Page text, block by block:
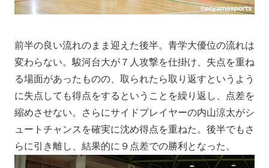
前半の良い流れのまま迎えた後半。青学大優位の流れは
変わらない。駿河台大が７人攻撃を仕掛け、失点を重ね
る場面があったものの、取られたら取り返すというよう
に失点しても得点をするということを繰り返し、点差を
縮めさせない。さらにサイドプレイヤーの内山涼太がシ
ュートチャンスを確実に沈め得点を重ねた。後半でもさ
らに引き離し、結果的に９点差での勝利となった。